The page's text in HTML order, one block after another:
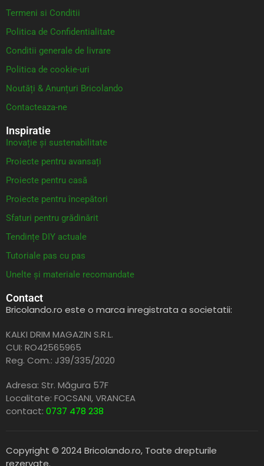
Termeni si Conditii
Politica de Confidentialitate
Conditii generale de livrare
Politica de cookie-uri
Noutăți & Anunțuri Bricolando
Contacteaza-ne
Inspiratie
Inovație și sustenabilitate
Proiecte pentru avansați
Proiecte pentru casă
Proiecte pentru începători
Sfaturi pentru grădinărit
Tendințe DIY actuale
Tutoriale pas cu pas
Unelte și materiale recomandate
Contact
Bricolando.ro este o marca inregistrata a societatii:
KALKI DRIM MAGAZIN S.R.L.
CUI: RO42565965
Reg. Com.: J39/335/2020
Adresa: Str. Măgura 57F
Localitate: FOCSANI,VRANCEA
contact: 0737 478 238
Copyright © 2024 Bricolando.ro, Toate drepturile
rezervate.